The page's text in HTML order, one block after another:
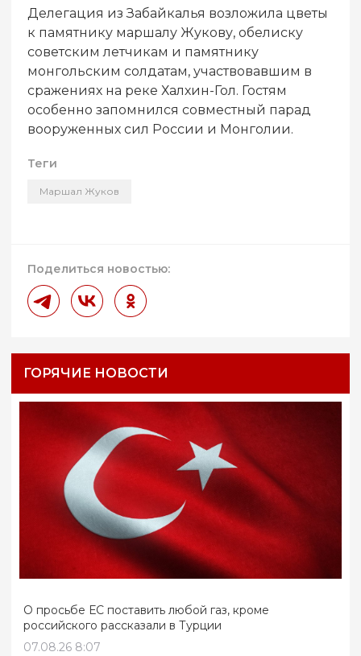
Делегация из Забайкалья возложила цветы
к памятнику маршалу Жукову, обелиску
советским летчикам и памятнику
монгольским солдатам, участвовавшим в
сражениях на реке Халхин-Гол. Гостям
особенно запомнился совместный парад
вооруженных сил России и Монголии.
Теги
Маршал Жуков
Поделиться новостью:
ГОРЯЧИЕ НОВОСТИ
О просьбе ЕС поставить любой газ, кроме
российского рассказали в Турции
07.08.26 8:07